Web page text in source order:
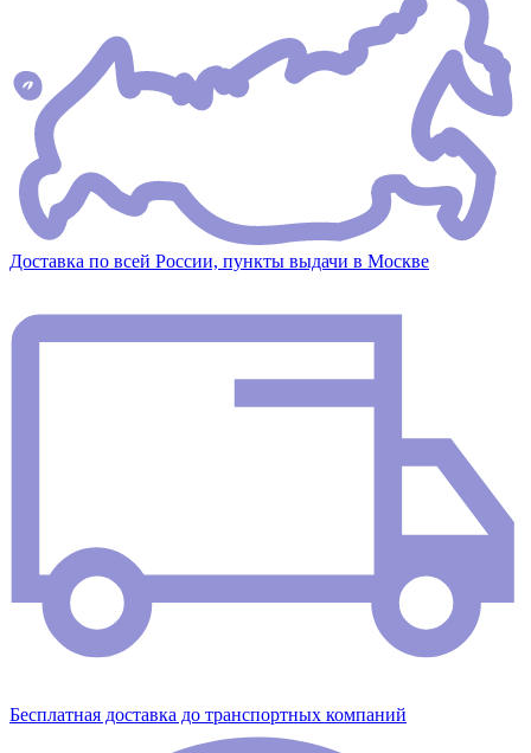
Доставка по всей России, пункты выдачи в Москве
Бесплатная доставка до транспортных компаний